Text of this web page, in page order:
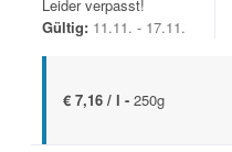
Leider verpasst!
Gültig: 11.11. - 17.11.
€ 7,16 / l - 250g